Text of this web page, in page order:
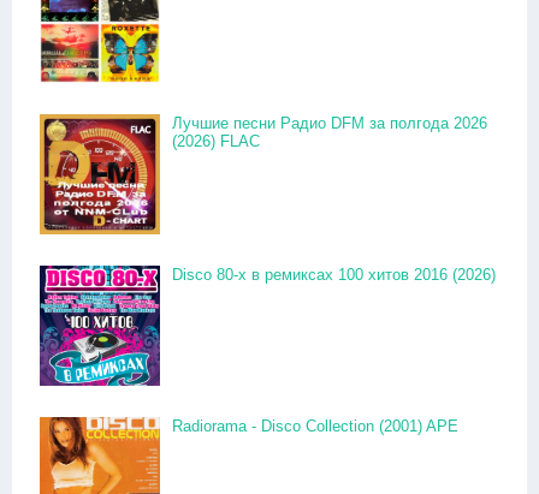
Лучшие песни Радио DFM за полгода 2026
(2026) FLAC
Disco 80-x в ремиксах 100 хитов 2016 (2026)
Radiorama - Disco Collection (2001) APE